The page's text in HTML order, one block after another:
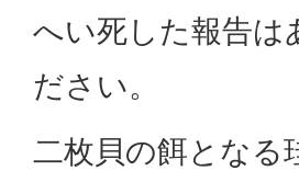
へい死した報告は
ださい。
二枚貝の餌となる